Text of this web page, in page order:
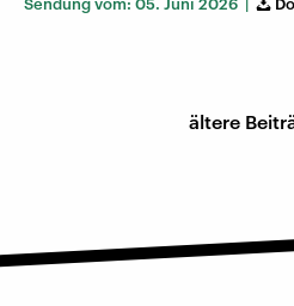
Sendung vom: 05. Juni 2026 |
ältere